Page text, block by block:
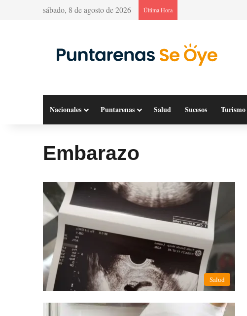
sábado, 8 de agosto de 2026 Última Hora
Nacionales Puntarenas Salud Sucesos Turismo
Embarazo
Salud